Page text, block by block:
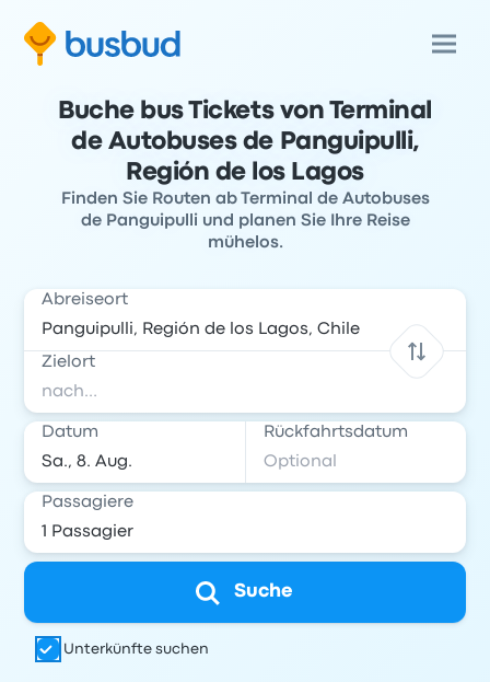
Buche bus Tickets von Terminal
de Autobuses de Panguipulli,
Región de los Lagos
Finden Sie Routen ab Terminal de Autobuses
de Panguipulli und planen Sie Ihre Reise
mühelos.
Abreiseort
Zielort
Datum Rückfahrtsdatum
Passagiere
Suche
Unterkünfte suchen